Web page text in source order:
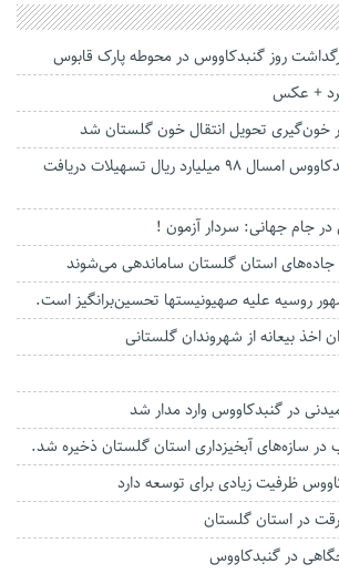
روز گنبدکاووس در محوطه پارک قابوس
کرد + عکس
خون‌گیری تحویل انتقال خون گلستان شد
واحدهای صنعتی گنبدکاووس امسال ۹۸ میلیارد ریال تسهیلات دریافت
جام جهانی: سردار آزمون !
استان گلستان ساماندهی می‌شوند
روسیه علیه صهیونیستها تحسین‌برانگیز است.
اخذ بیعانه از شهروندان گلستانی
ظرفیت زیادی برای توسعه دارد
در گنبدکاووس